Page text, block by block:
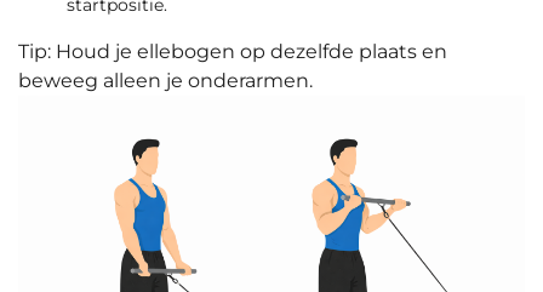
startpositie.
Tip: Houd je ellebogen op dezelfde plaats en
beweeg alleen je onderarmen.